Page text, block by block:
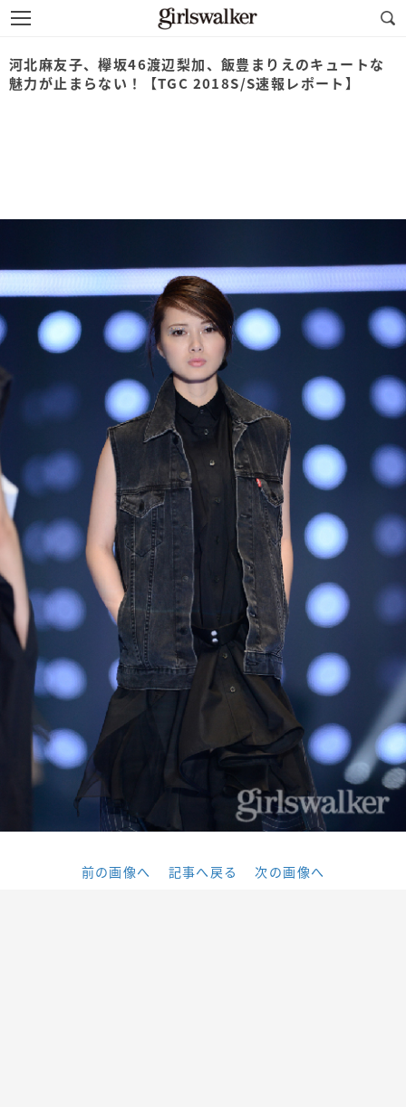
河北麻友子、欅坂46渡辺梨加、飯豊まりえのキュートな
魅力が止まらない！【TGC 2018S/S速報レポート】
前の画像へ 記事へ戻る 次の画像へ